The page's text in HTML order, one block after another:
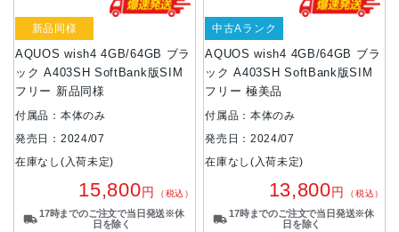
AQUOS wish4 4GB/64GB ブラ
ック A403SH SoftBank版SIM
フリー 新品同様
新品同様
付属品：本体のみ
発売日：2024/07
在庫なし(入荷未定)
15,800円 （税込）
17時までのご注文で当日発送※休
日を除く
AQUOS wish4 4GB/64GB ブラ
ック A403SH SoftBank版SIM
フリー 極美品
中古Aランク
付属品：本体のみ
発売日：2024/07
在庫なし(入荷未定)
13,800円 （税込）
17時までのご注文で当日発送※休
日を除く